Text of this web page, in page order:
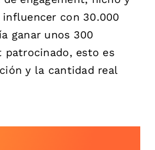
influencer con 30.000
ganar unos 300
patrocinado, esto es
y la cantidad real